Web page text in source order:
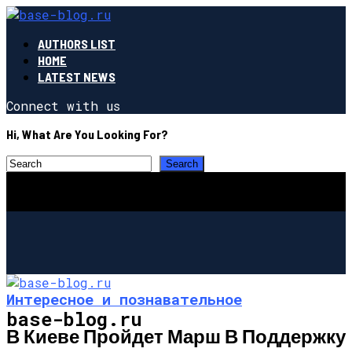
AUTHORS LIST
HOME
LATEST NEWS
Connect with us
Hi, What Are You Looking For?
base-blog.ru
Интересное и познавательное
В Киеве Пройдет Марш В Поддержку